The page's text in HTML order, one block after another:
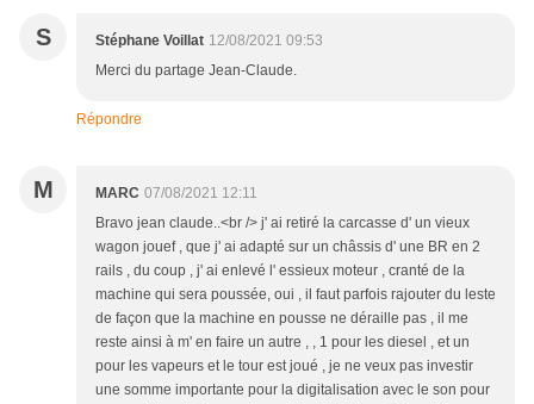
S Stéphane Voillat 12/08/2021 09:53
Merci du partage Jean-Claude.
Répondre
M MARC 07/08/2021 12:11
Bravo jean claude..<br /> j' ai retiré la carcasse d' un vieux
wagon jouef , que j' ai adapté sur un châssis d' une BR en 2
rails , du coup , j' ai enlevé l' essieux moteur , cranté de la
machine qui sera poussée, oui , il faut parfois rajouter du leste
de façon que la machine en pousse ne déraille pas , il me
reste ainsi à m' en faire un autre , , 1 pour les diesel , et un
pour les vapeurs et le tour est joué , je ne veux pas investir
une somme importante pour la digitalisation avec le son pour